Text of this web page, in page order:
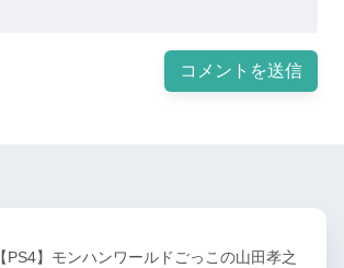
【PS4】モンハンワールドごっこの山田孝之